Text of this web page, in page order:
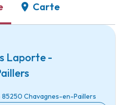
Carte
Laporte -
85250 Chavagnes-en-Paillers